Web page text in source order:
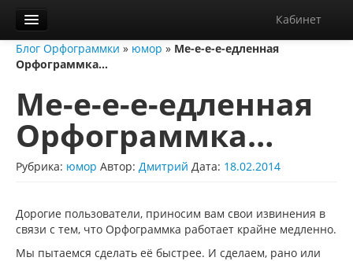
Кабинет
Орфограммка
Блог
О нас
Контакты
Диктанты
Блог Орфограммки » юмор » Ме-е-е-е-едленная
Орфограммка…
Ме-е-е-е-едленная
Орфограммка…
Рубрика: юмор Автор: Дмитрий Дата: 18.02.2014
Дорогие пользователи, приносим вам свои извинения в
связи с тем, что Орфограммка работает крайне медленно.
Мы пытаемся сделать её быстрее. И сделаем, рано или